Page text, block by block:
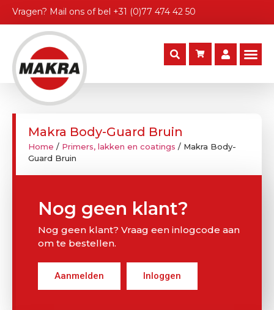
Vragen? Mail ons of bel +31 (0)77 474 42 50
Makra Body-Guard Bruin
Home / Primers, lakken en coatings / Makra Body-
Guard Bruin
Nog geen klant?
Nog geen klant? Vraag een inlogcode aan
om te bestellen.
Aanmelden Inloggen